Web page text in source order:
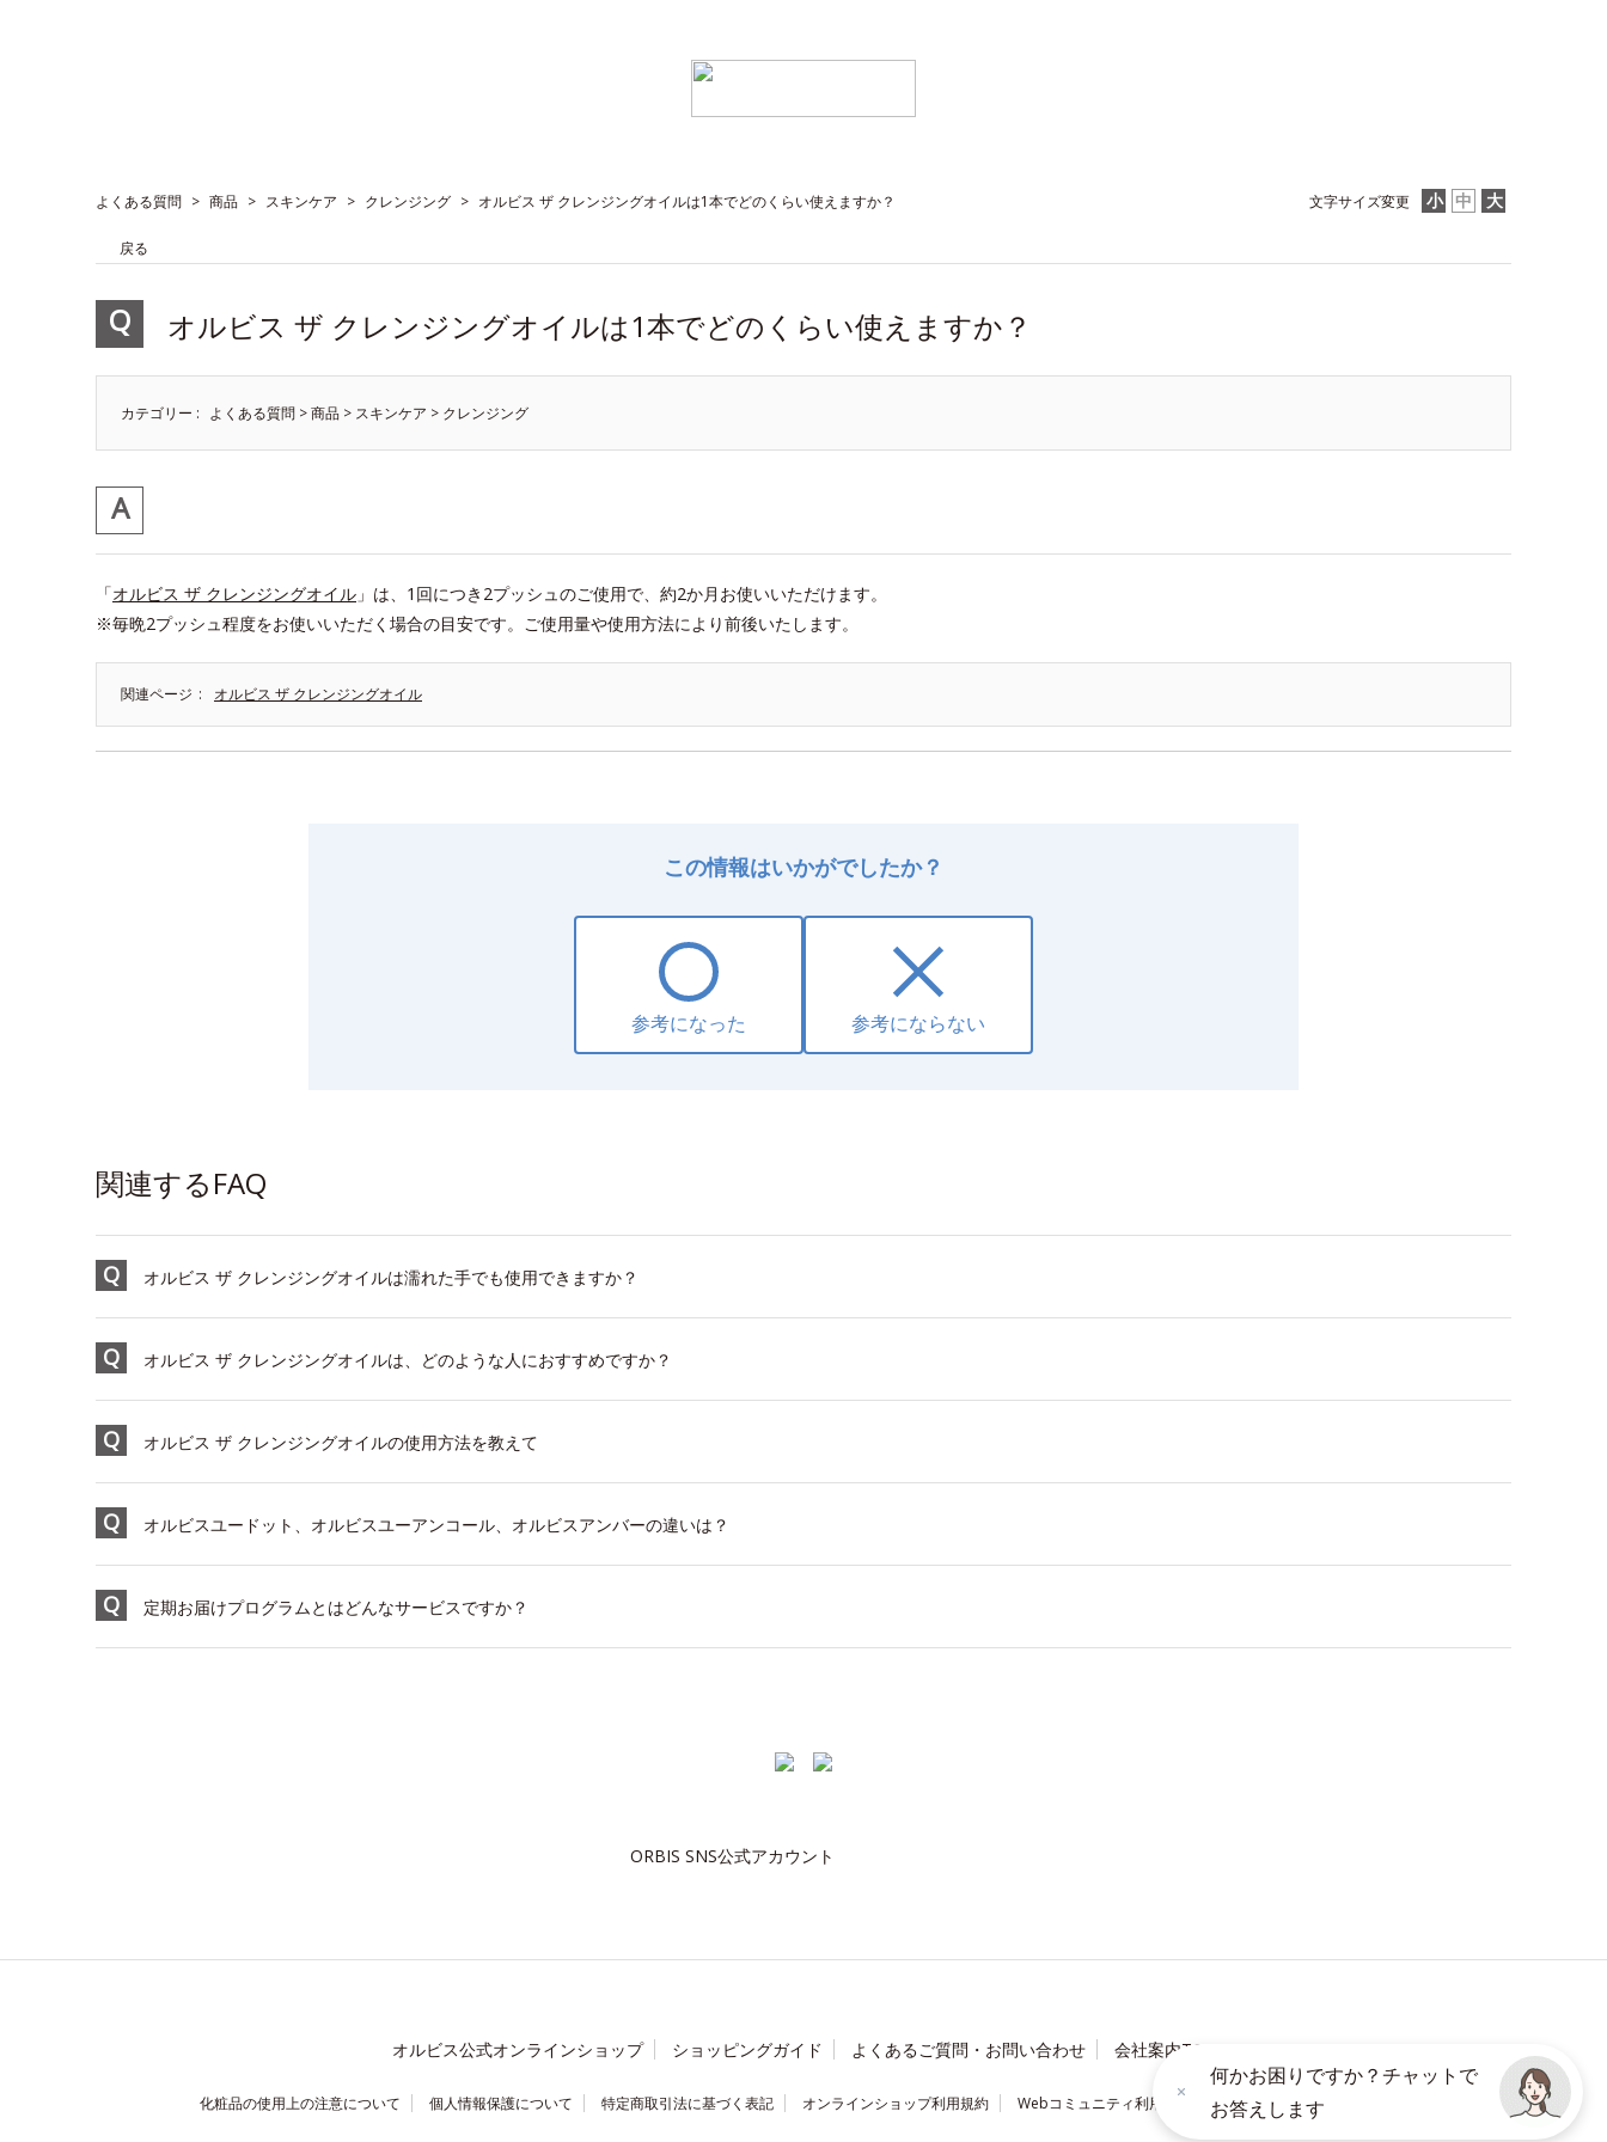
文字サイズ変更
よくある質問 > 商品 > スキンケア > クレンジング > オルビス ザ クレンジングオイルは1本でどのくらい使えますか？
戻る
オルビス ザ クレンジングオイルは1本でどのくらい使えますか？
カテゴリー : よくある質問 >商品 > スキンケア > クレンジング
「オルビス ザ クレンジングオイル 」は、1回につき2プッシュのご使用で、約2か月お使いいただけます。
※毎晩2プッシュ程度をお使いいただく場合の目安です。ご使用量や使用方法により前後いたします。
関連ページ オルビス ザ クレンジングオイル
この情報はいかがでしたか？
参考になった 参考にならない
関連するFAQ
オルビス ザ クレンジングオイルは濡れた手でも使用できますか？
オルビス ザ クレンジングオイルは、どのような人におすすめですか？
オルビス ザ クレンジングオイルの使用方法を教えて
オルビスユードット、オルビスユーアンコール、オルビスアンバーの違いは？
定期お届けプログラムとはどんなサービスですか？
ORBIS SNS公式アカウント
オルビス公式オンラインショップ ショッピングガイド よくあるご質問・お問い合わせ 会社案内TOP
化粧品の使用上の注意について 個人情報保護について 特定商取引法に基づく表記 オンラインショップ利用規約 Webコミュニティ利用規約 ソーシャルメディアポリシー
何かお困りですか？チャットで
お答えします